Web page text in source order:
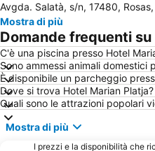
Illes Medes
Baie de Cadaques
L'Escala Empúries
Catalunya
Cala Joncols
Castell Palau de la Bisbal d'Empordà
Sant Pere Pescador
Avgda. Salatà, s/n, 17480,
Mostra di più
Domande frequenti
C'è una piscina presso Hotel
Sono ammessi animali domestici
È disponibile un parcheggio
Dove si trova Hotel Marian Platja?
Quali sono le attrazioni popolari
Mostra di più
I prezzi e la disponibilità che